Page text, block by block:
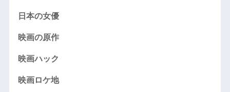
日本の女優
映画の原作
映画ハック
映画ロケ地